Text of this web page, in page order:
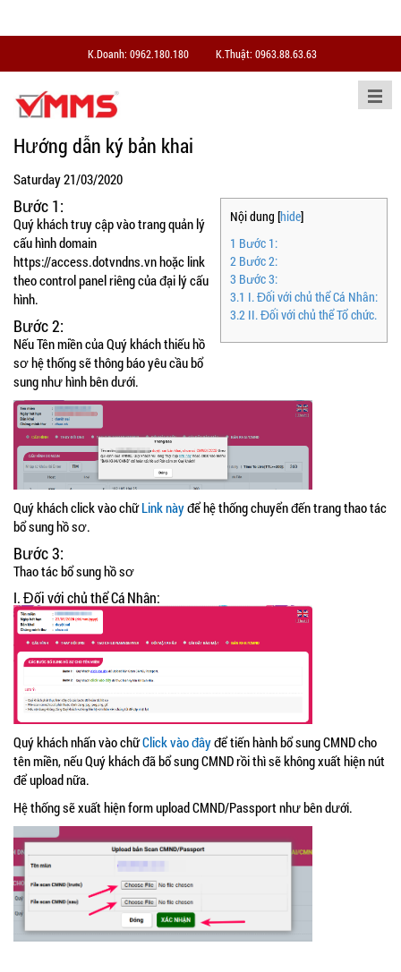
K.Doanh: 0962.180.180 K.Thuật: 0963.88.63.63
Hướng dẫn ký bản khai
Saturday 21/03/2020
Nội dung [hide]
1 Bước 1:
2 Bước 2:
3 Bước 3:
3.1 I. Đối với chủ thể Cá Nhân:
3.2 II. Đối với chủ thể Tổ chức.
Bước 1:
Quý khách truy cập vào trang quản lý
cấu hình domain
https://access.dotvndns.vn hoặc link
theo control panel riêng của đại lý cấu
hình.
Bước 2:
Nếu Tên miền của Quý khách thiếu hồ
sơ hệ thống sẽ thông báo yêu cầu bổ
sung như hình bên dưới.
Quý khách click vào chữLink nàyđể hệ thống chuyển đến trang thao tác
bổ sung hồ sơ.
Bước 3:
Thao tác bổ sung hồ sơ
I. Đối với chủ thể Cá Nhân:
Quý khách nhấn vào chữClick vào đâyđể tiến hành bổ sung CMND cho
tên miền, nếu Quý khách đã bổ sung CMND rồi thì sẽ không xuất hiện nút
để upload nữa.
Hệ thống sẽ xuất hiện form upload CMND/Passport như bên dưới.